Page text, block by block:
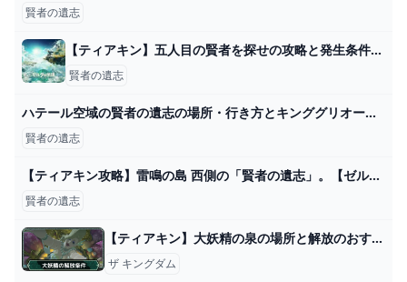
賢者の遺志
【ティアキン】五人目の賢者を探せの攻略と発生条件【ティアーズオブザキングダム】 - ティアキン攻略Wiki Gamerch
賢者の遺志
ハテール空域の賢者の遺志の場所・行き方とキンググリオーク攻略！【ティアキン】 - YouTube
賢者の遺志
【ティアキン攻略】雷鳴の島 西側の「賢者の遺志」。【ゼルダの伝説 ティアーズ オブ ザ キングダム】 - YouTube
賢者の遺志
【ティアキン】大妖精の泉の場所と解放のおすすめ順番【ゼルダの伝説ティアーズオブザキングダム】 - ゲームウィズ
ザ キングダム